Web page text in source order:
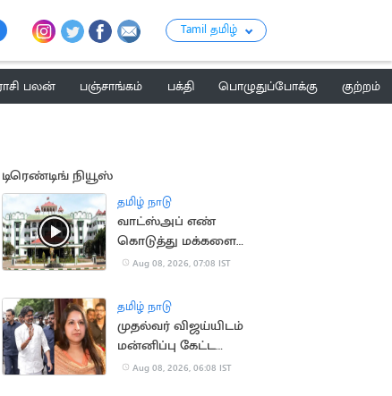
Tamil தமிழ்
பலன் பஞ்சாங்கம் பக்தி பொழுதுப்போக்கு
குற்றம்
டிரெண்டிங் நியூஸ்
தமிழ் நாடு
வாட்ஸ்அப் எண்
கொடுத்து மக்களை
ஏமாற்ற வேண்டாம்:
கண்டனம்
Aug 08, 2026, 07:08 IST
தமிழ் நாடு
முதல்வர் விஜய்யிடம்
மன்னிப்பு கேட்ட
மனைவி சங்கீதா?
Aug 08, 2026, 06:08 IST